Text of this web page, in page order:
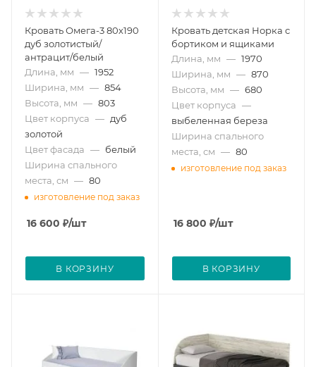
Кровать Омега-3 80х190
дуб золотистый/
антрацит/белый
Длина, мм — 1952
Ширина, мм — 854
Высота, мм — 803
Цвет корпуса — дуб
золотой
Цвет фасада — белый
Ширина спального
места, см — 80
изготовление под заказ
16 600 ₽/шт
В КОРЗИНУ
Кровать детская Норка с
бортиком и ящиками
Длина, мм — 1970
Ширина, мм — 870
Высота, мм — 680
Цвет корпуса —
выбеленная береза
Ширина спального
места, см — 80
изготовление под заказ
16 800 ₽/шт
В КОРЗИНУ